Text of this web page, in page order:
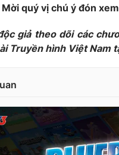
Bất động
24h Tấm lòng
VTV8
soạn English
Mời quý vị chú ý đón
giả theo dõi các
Truyền hình Việt Nam